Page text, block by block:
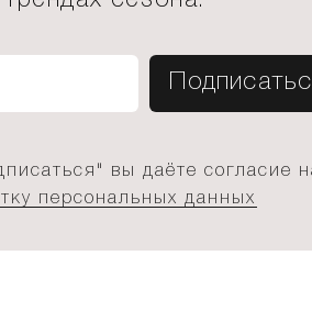
вы даёте согласие
персональных данных